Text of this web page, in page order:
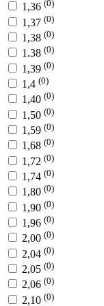
1,36 (0)
1,37 (0)
1,38 (0)
1.38 (0)
1,39 (0)
1,4 (0)
1,40 (0)
1,50 (0)
1,59 (0)
1,68 (0)
1,72 (0)
1,74 (0)
1,80 (0)
1,90 (0)
1,96 (0)
2,00 (0)
2,04 (0)
2,05 (0)
2,06 (0)
2,10 (0)